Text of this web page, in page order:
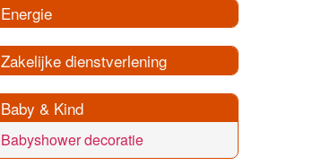
Energie
Zakelijke dienstverlening
Baby & Kind
Babyshower decoratie